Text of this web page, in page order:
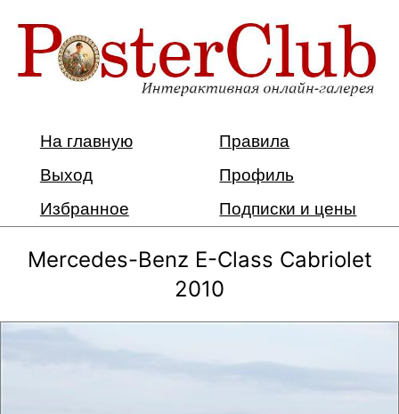
На главную
Правила
Выход
Профиль
Избранное
Подписки и цены
Mercedes-Benz E-Class Cabriolet
2010